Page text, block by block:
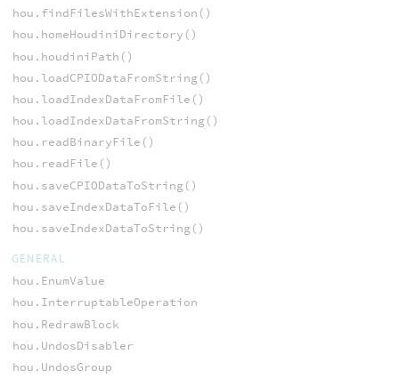
hou.findFilesWithExtension()
hou.homeHoudiniDirectory()
hou.houdiniPath()
hou.loadCPIODataFromString()
hou.loadIndexDataFromFile()
hou.loadIndexDataFromString()
hou.readBinaryFile()
hou.readFile()
hou.saveCPIODataToString()
hou.saveIndexDataToFile()
hou.saveIndexDataToString()
GENERAL
hou.EnumValue
hou.InterruptableOperation
hou.RedrawBlock
hou.UndosDisabler
hou.UndosGroup